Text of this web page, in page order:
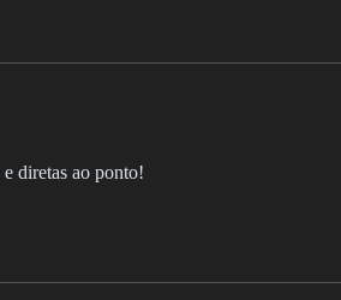
diretas ao ponto!